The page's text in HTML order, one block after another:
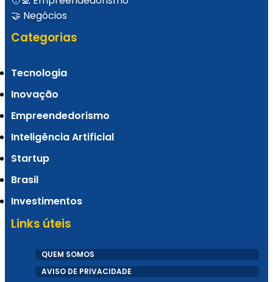
🤝 Negócios
Categorias
Tecnologia
Inovação
Empreendedorismo
Inteligência Artificial
Startup
Brasil
Investimentos
Links úteis
QUEM SOMOS
AVISO DE PRIVACIDADE